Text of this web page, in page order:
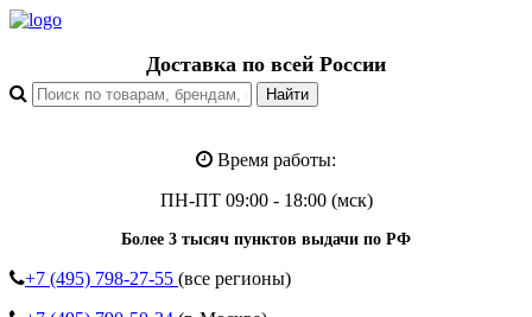
Доставка по всей России
Время работы:
ПН-ПТ 09:00 - 18:00 (мск)
Более 3 тысяч пунктов выдачи по РФ
+7 (495) 798-27-55 (все регионы)